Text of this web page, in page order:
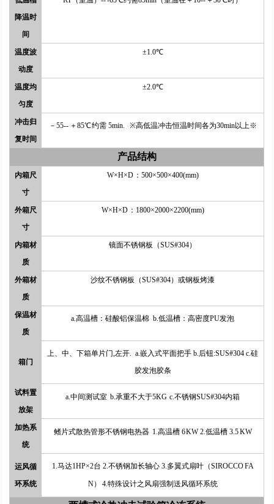
降温时
间
温度波
动度
±1.0℃
温度均
匀度
±2.0℃
冲击归
复时间
－55-- ＋85℃ 约需 5min. ※高低温冲击恒温时间各为30min以上※
产品结构
内箱尺
寸
W×H×D ：500×500×400(mm)
外箱尺
寸
W×H×D ：1800×2000×2200(mm)
内箱材
质
镜面不锈钢板（SUS#304）
外箱材
质
沙纹不锈钢板（SUS#304）或钢板烤漆
保温材
质
a.高温槽：硅酸铝保温棉 b.低温槽：高密度PU发泡
箱门
上、中、下箱单片门,左开. a.嵌入式平面把手 b.后钮:SUS#304 c.硅
胶发泡胶条
试料置
放架
a.中间测试室 b.承重不大于5KG c.不锈钢SUS#304内箱
加热系
统
鳍片式散热管形不锈钢电热器 1.高温槽 6 KW 2.低温槽 3.5 KW
运风循
环系统
1.马达1HP×2台 2.不锈钢加长轴心 3.多翼式扇叶（SIROCCO FA
N） 4.特殊设计之风扇强制送风循环系统